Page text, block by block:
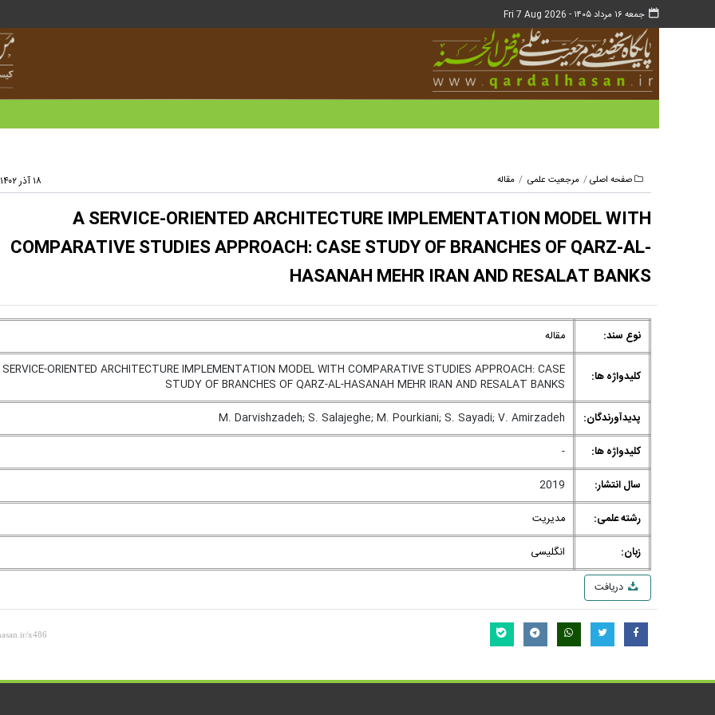
جمعه ۱۶ مرداد ۱۴۰۵ - Fri 7 Aug 2026
صفحه اصلی مرجعیت علمی مقاله ۱۸ آذر ۱۴۰۲ - ۱۵:۲۵
A SERVICE-ORIENTED ARCHITECTURE IMPLEMENTATION MODEL WITH
COMPARATIVE STUDIES APPROACH: CASE STUDY OF BRANCHES OF QARZ-AL-
HASANAH MEHR IRAN AND RESALAT BANKS
نوع سند: مقاله
کلیدواژه ها:
ORIENTED ARCHITECTURE IMPLEMENTATION MODEL WITH COMPARATIVE STUDIES APPROACH: CASE
STUDY OF BRANCHES OF QARZ-AL-HASANAH MEHR IRAN AND RESALAT BANKS
پدیدآورندگان:
M. Darvishzadeh; S. Salajeghe; M. Pourkiani; S. Sayadi; V. Amirzadeh
کلیدواژه ها:
-
سال انتشار:
2019
رشته علمی:
مدیریت
زبان:
انگلیسی
دریافت